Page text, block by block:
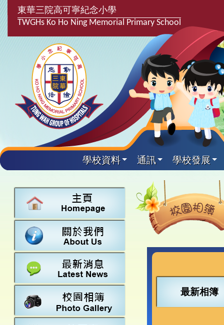
東華三院高可寧紀念小學
TWGHs Ko Ho Ning Memorial Primary School
學校資料 通訊 學校發展
關於
學校資料
校長的話
行政架構
學校設施
學校
最新消息
學校發
計劃,報告及
主要
中文
英文
常識
學生
學生支援組
言語能力提
興趣及
課後興趣班
校隊活動
學生得
25-26得獎
24-25得獎
22-23得獎
20-21得獎
校園
校園相簿
校園電台
學校附
家長教師會
校友會